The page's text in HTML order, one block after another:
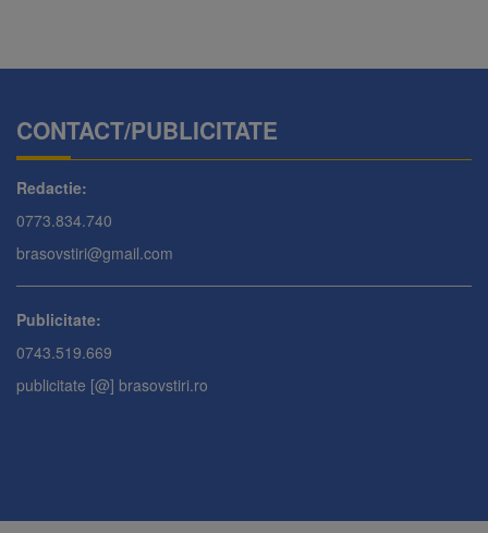
CONTACT/PUBLICITATE
Redactie:
0773.834.740
brasovstiri@gmail.com
Publicitate:
0743.519.669
publicitate [@] brasovstiri.ro